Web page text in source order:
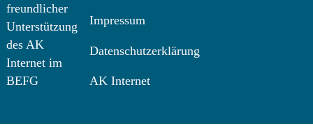
freundlicher
Unterstützung
des AK
Internet im
BEFG
Impressum
Datenschutzerklärung
AK Internet